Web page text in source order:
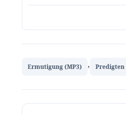
Ermutigung (MP3) , Predigten